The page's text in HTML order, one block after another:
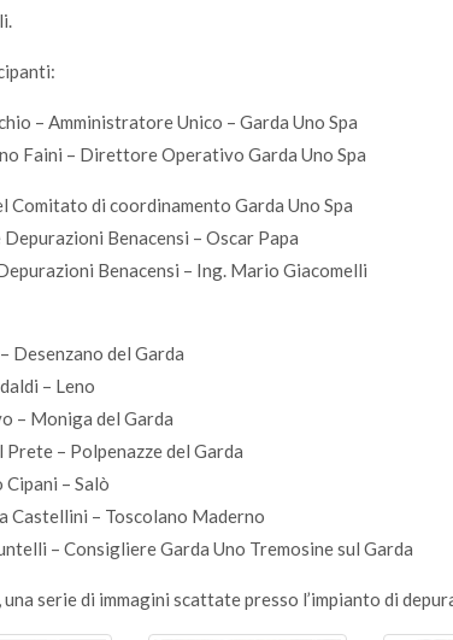
– Amministratore Unico – Garda Uno Spa
Faini – Direttore Operativo Garda Uno Spa
Comitato di coordinamento Garda Uno Spa
Benacensi – Oscar Papa
Benacensi – Ing. Mario Giacomelli
Desenzano del Garda
– Leno
– Moniga del Garda
Prete – Polpenazze del Garda
– Salò
Castellini – Toscolano Maderno
– Consigliere Garda Uno Tremosine sul Garda
serie di immagini scattate presso l’impianto di